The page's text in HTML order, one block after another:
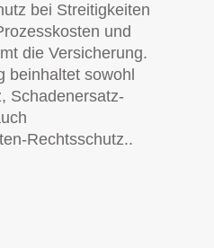
bei Streitigkeiten
und
die Versicherung.
beinhaltet sowohl
Schadenersatz-
Rechtsschutz..